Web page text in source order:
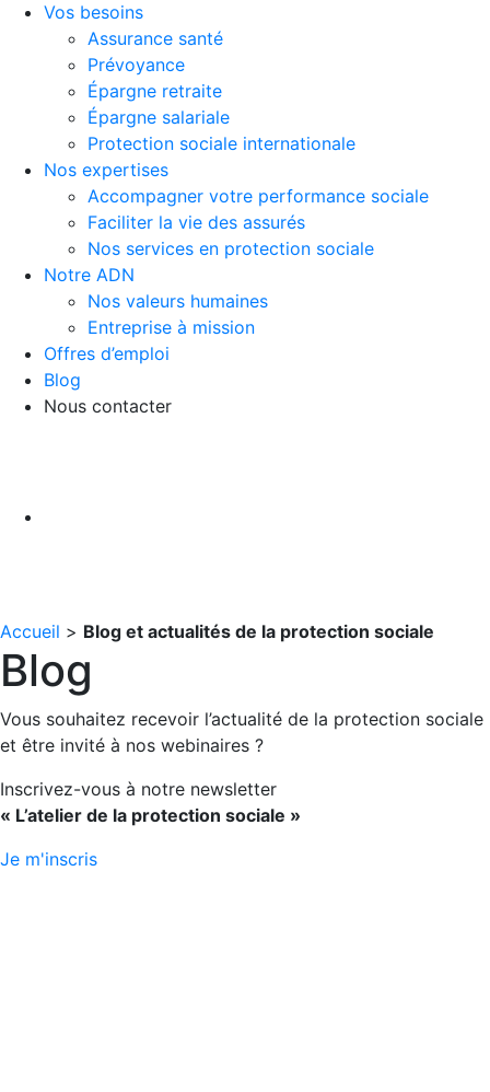
Vos besoins
Assurance santé
Prévoyance
Épargne retraite
Épargne salariale
Protection sociale internationale
Nos expertises
Accompagner votre performance sociale
Faciliter la vie des assurés
Nos services en protection sociale
Notre ADN
Nos valeurs humaines
Entreprise à mission
Offres d’emploi
Blog
Nous contacter
Accueil > Blog et actualités de la protection sociale
Blog
Vous souhaitez recevoir l’actualité de la protection sociale
et être invité à nos webinaires ?
Inscrivez-vous à notre newsletter
« L’atelier de la protection sociale »
Je m'inscris